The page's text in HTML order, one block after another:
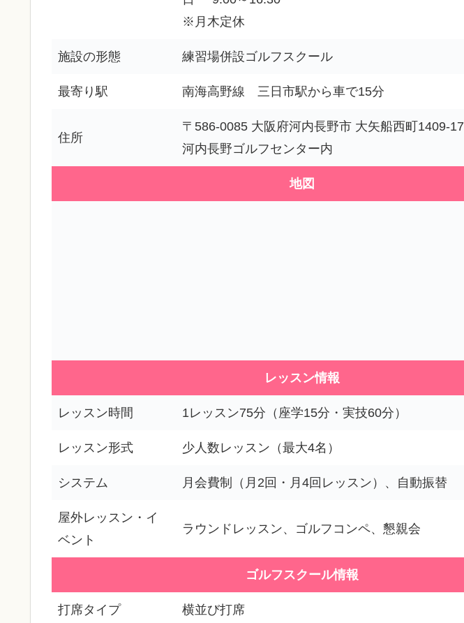
※月木定休
施設の形態 練習場併設ゴルフスクール
最寄り駅 南海高野線 三日市駅から車で15分
住所
〒586-0085 大阪府河内長野市 大矢船西町1409-17
河内長野ゴルフセンター内
地図
レッスン情報
レッスン時間 1レッスン75分（座学15分・実技60分）
レッスン形式 少人数レッスン（最大4名）
システム 月会費制（月2回・月4回レッスン）、自動振替
屋外レッスン・イ
ベント
ラウンドレッスン、ゴルフコンペ、懇親会
ゴルフスクール情報
打席タイプ 横並び打席